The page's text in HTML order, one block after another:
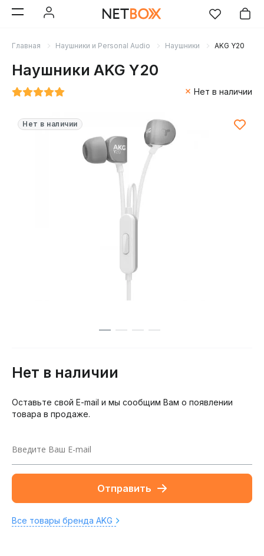
Главная Наушники и Personal Audio Наушники AKG Y20
Наушники AKG Y20
Нет в наличии
Нет в наличии
Нет в наличии
Оставьте свой E-mail и мы сообщим Вам о появлении
товара в продаже.
Отправить
Все товары бренда AKG